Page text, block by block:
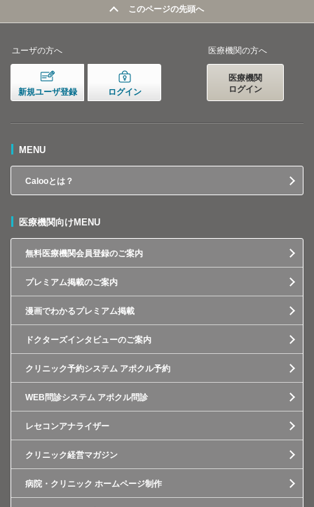
このページの先頭へ
ユーザの方へ
新規ユーザ登録 ログイン
医療機関の方へ
医療機関
ログイン
MENU
Calooとは？
医療機関向けMENU
無料医療機関会員登録のご案内
プレミアム掲載のご案内
漫画でわかるプレミアム掲載
ドクターズインタビューのご案内
クリニック予約システム アポクル予約
WEB問診システム アポクル問診
レセコンアナライザー
クリニック経営マガジン
病院・クリニック ホームページ制作